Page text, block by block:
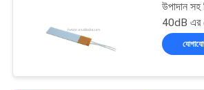
আমাদের
উপাদান সহ
40dB এর
স্তর গরম